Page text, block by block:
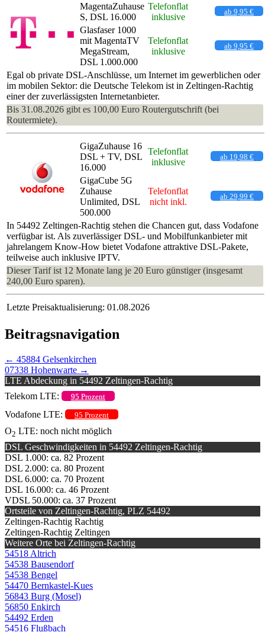
MagentaZuhause
S, DSL 16.000
Telefonflat
inklusive
ab 9,95 €
Glasfaser 1000
mit MagentaTV
MegaStream,
DSL 1.000.000
Telefonflat
inklusive
ab 9,95 €
Egal ob private DSL-Anschlüsse, um Internet im gewerblichen oder
im mobilen Sektor: die Deutsche Telekom ist in Zeltingen-Rachtig
einer der zuverlässigsten Internetanbieter.
Bis 31.08.2026 gibt es 100,00 Euro Routergutschrift (bei
Routermiete).
GigaZuhause 16
DSL + TV, DSL
16.000
Telefonflat
inklusive
ab 19,98 €
GigaCube 5G
Zuhause
Unlimited, DSL
500.000
Telefonflat
nicht inkl.
ab 29,99 €
In 54492 Zeltingen-Rachtig stehen die Chancen gut, dass Vodafone
verfügbar ist. Als zuverlässiger DSL- und Mobilfunkanbieter mit
jahrelangem Know-How bietet Vodafone attraktive DSL-Pakete,
teilweise auch inklusive IPTV.
Dieser Tarif ist 12 Monate lang je 20 Euro günstiger (insgesamt
240,00 Euro sparen).
Letzte Preisaktualisierung: 01.08.2026
Beitragsnavigation
← 45884 Gelsenkirchen
07338 Hohenwarte →
LTE Abdeckung in 54492 Zeltingen-Rachtig
Telekom LTE:
95 Prozent
Vodafone LTE: 95 Prozent
O2 LTE: noch nicht möglich
DSL Geschwindigkeiten in 54492 Zeltingen-Rachtig
DSL 1.000: ca. 82 Prozent
DSL 2.000: ca. 80 Prozent
DSL 6.000: ca. 70 Prozent
DSL 16.000: ca. 46 Prozent
VDSL 50.000: ca. 37 Prozent
Ortsteile von Zeltingen-Rachtig, PLZ 54492
Zeltingen-Rachtig Rachtig
Zeltingen-Rachtig Zeltingen
Weitere Orte bei Zeltingen-Rachtig
54518 Altrich
54538 Bausendorf
54538 Bengel
54470 Bernkastel-Kues
56843 Burg (Mosel)
56850 Enkirch
54492 Erden
54516 Flußbach